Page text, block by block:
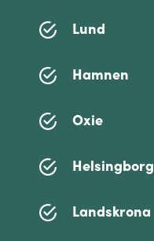
Lund
Hamnen
Oxie
Helsingborg
Landskrona